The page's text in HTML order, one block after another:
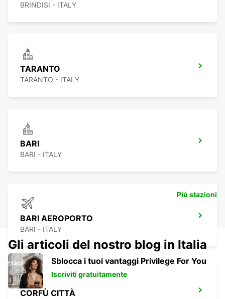
BRINDISI - ITALY
TARANTO
TARANTO - ITALY
BARI
BARI - ITALY
BARI AEROPORTO
BARI - ITALY
CORFÙ CITTÀ
Più stazioni
Gli articoli del nostro blog in Italia
Sblocca i tuoi vantaggi Privilege For You
Iscriviti gratuitamente